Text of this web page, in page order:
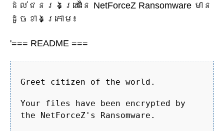
ដល់ជនរងគ្រោះនៃ NetForceZ Ransomware មាន
ដូចខាងក្រោម៖
'=== README ===
Greet citizen of the world.
Your files have been encrypted by
the NetForceZ's Ransomware.